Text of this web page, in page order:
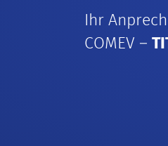
Ihr
COMEV –